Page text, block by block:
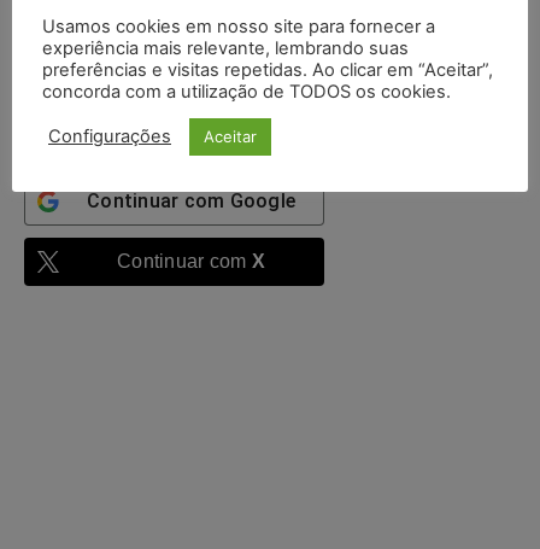
Mantenha-me
autenticado
Entrar
Continuar com Google
Continuar com X
Usamos cookies em nosso site para fornecer a
experiência mais relevante, lembrando suas
preferências e visitas repetidas. Ao clicar em “Aceitar”,
concorda com a utilização de TODOS os cookies.
Configurações Aceitar